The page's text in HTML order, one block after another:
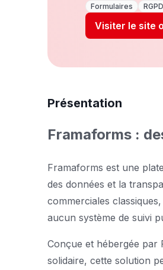
Formulaires RGPD
Visiter le site
Présentation
Framaforms :
Framaforms est une
des données et la
commerciales
aucun système de suivi
Conçue et hébergée par
solidaire, cette solution